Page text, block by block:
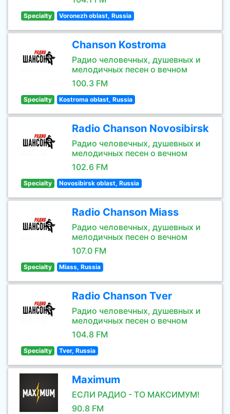
Specialty Voronezh oblast, Russia
Chanson Kostroma
Радио человечных, душевных и
мелодичных песен о вечном
100.3 FM
Specialty Kostroma oblast, Russia
Radio Chanson Novosibirsk
Радио человечных, душевных и
мелодичных песен о вечном
102.6 FM
Specialty Novosibirsk oblast, Russia
Radio Chanson Miass
Радио человечных, душевных и
мелодичных песен о вечном
107.0 FM
Specialty Miass, Russia
Radio Chanson Tver
Радио человечных, душевных и
мелодичных песен о вечном
104.8 FM
Specialty Tver, Russia
Maximum
ЕСЛИ РАДИО - ТО МАКСИМУМ!
90.8 FM